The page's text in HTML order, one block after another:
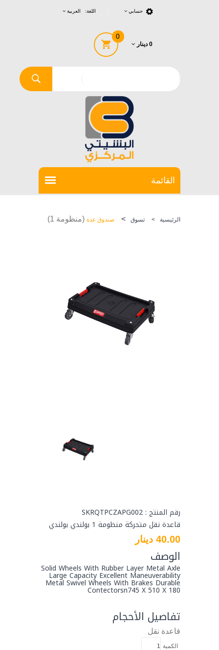
اللغة: العربية حسابي
0
0 دينار
الرئيسية > تسوق > صندوق عدة (منظومة 1)
رقم المنتج : SKRQTPCZAPG002
قاعدة نقل متحركة منظومة 1 بولندي بولندي
40.00 دينار
الوصف
Solid Wheels With Rubber Layer Metal Axle
Large Capacity Excellent Maneuverability
Metal Swivel Wheels With Brakes Durable
Contectorsn745 X 510 X 180
تفاصيل الأحجام
قاعدة نقل
الكمية